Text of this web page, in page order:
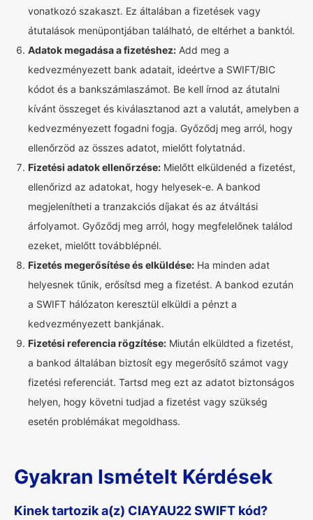
vonatkozó szakaszt. Ez általában a fizetések vagy
átutalások menüpontjában található, de eltérhet a banktól.
Adatok megadása a fizetéshez: Add meg a
kedvezményezett bank adatait, ideértve a SWIFT/BIC
kódot és a bankszámlaszámot. Be kell írnod az átutalni
kívánt összeget és kiválasztanod azt a valutát, amelyben a
kedvezményezett fogadni fogja. Győződj meg arról, hogy
ellenőrzöd az összes adatot, mielőtt folytatnád.
Fizetési adatok ellenőrzése: Mielőtt elküldenéd a fizetést,
ellenőrizd az adatokat, hogy helyesek-e. A bankod
megjelenítheti a tranzakciós díjakat és az átváltási
árfolyamot. Győződj meg arról, hogy megfelelőnek találod
ezeket, mielőtt továbblépnél.
Fizetés megerősítése és elküldése: Ha minden adat
helyesnek tűnik, erősítsd meg a fizetést. A bankod ezután
a SWIFT hálózaton keresztül elküldi a pénzt a
kedvezményezett bankjának.
Fizetési referencia rögzítése: Miután elküldted a fizetést,
a bankod általában biztosít egy megerősítő számot vagy
fizetési referenciát. Tartsd meg ezt az adatot biztonságos
helyen, hogy követni tudjad a fizetést vagy szükség
esetén problémákat megoldhass.
Gyakran Ismételt Kérdések
Kinek tartozik a(z) CIAYAU22 SWIFT kód?